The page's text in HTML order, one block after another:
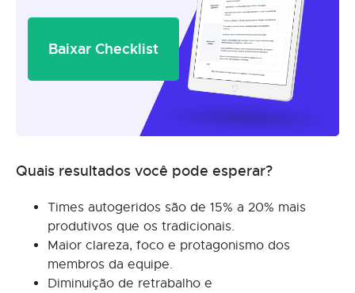
Baixar Checklist
Quais resultados você pode esperar?
Times autogeridos são de 15% a 20% mais
produtivos que os tradicionais.
Maior clareza, foco e protagonismo dos
membros da equipe.
Diminuição de retrabalho e